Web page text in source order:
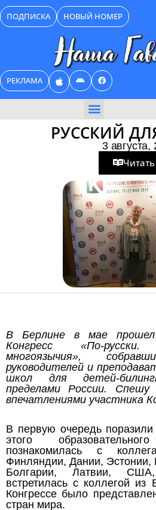
Перейти
к
содержимому
ПОДПИСКА НОВЫЙ НОМЕР
РЕКЛАМА
РУССКИЙ
3 августа,
Читать
В Берлине в мае
Конгресс «По-
многоязычия»,
руководителей и
школ для детей-
пределами России. Спешу
впечатлениями участника
В первую очередь
этого
познакомилась с
Финляндии, Дании, Эстонии,
Болгарии, Латвии,
встретилась с коллегой из
Конгрессе было
стран мира.